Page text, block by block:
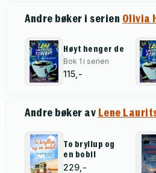
Andre bøker i serien Olivia
Høyt henger de
Bok 1 i serien
115,-
Andre bøker av Lene
To bryllup og
en bobil
229,-